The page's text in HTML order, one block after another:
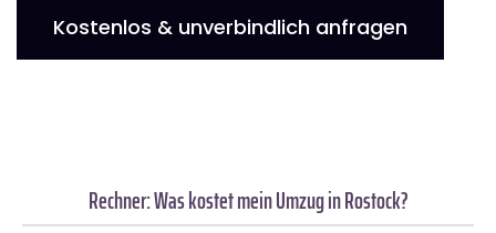
Kostenlos & unverbindlich anfragen
Rechner: Was kostet mein Umzug in Rostock?